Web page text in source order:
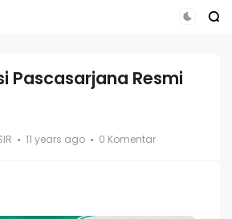
Pascasarjana Resmi
11 years ago 0 Komentar